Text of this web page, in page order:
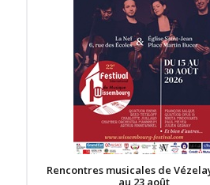
Rencontres musicales de
au 23 août